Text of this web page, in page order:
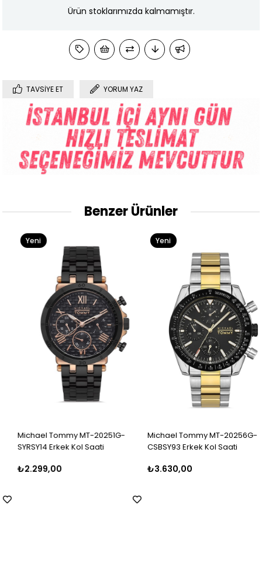
Ürün stoklarımızda kalmamıştır.
TAVSIYE ET YORUM YAZ
Benzer Ürünler
Michael Tommy MT-20251G-
SYRSY14 Erkek Kol Saati
₺2.299,00
Yeni
Michael Tommy MT-20256G-
CSBSY93 Erkek Kol Saati
₺3.630,00
Yeni